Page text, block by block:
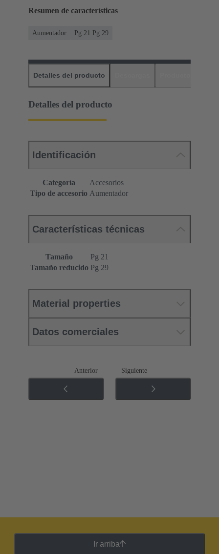
Resumen de características
Aumentador Pg 21 Pg 29
Detalles del producto
Detalles del producto
Identificación
Categoría
Accesorios
Tipo de accesorio Aumentador
Características técnicas
Tamaño
Pg 21
Tamaño reducido Pg 29
Material properties
Datos comerciales
Anterior Siguiente
Ir arriba